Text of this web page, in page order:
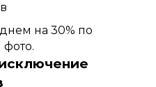
на 30% по